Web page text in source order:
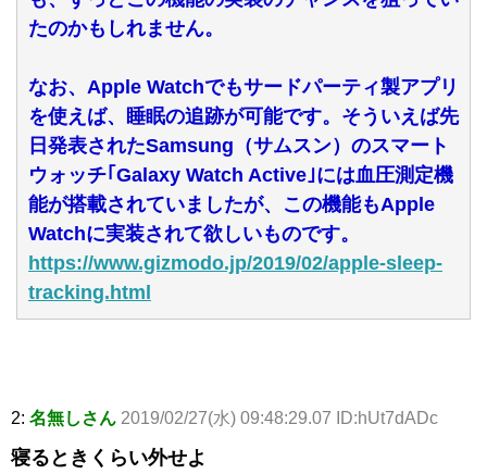
たのかもしれません。
なお、Apple Watchでもサードパーティ製アプリ
を使えば、睡眠の追跡が可能です。そういえば先
日発表されたSamsung（サムスン）のスマート
ウォッチ｢Galaxy Watch Active｣には血圧測定機
能が搭載されていましたが、この機能もApple
Watchに実装されて欲しいものです。
https://www.gizmodo.jp/2019/02/apple-sleep-
tracking.html
2: 名無しさん 2019/02/27(水) 09:48:29.07 ID:hUt7dADc
寝るときくらい外せよ